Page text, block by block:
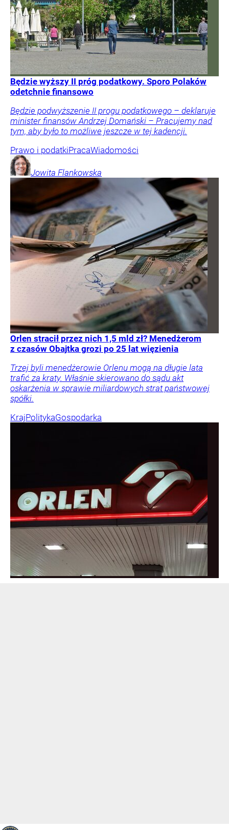
Będzie wyższy II próg podatkowy. Sporo Polaków
odetchnie finansowo
Będzie podwyższenie II progu podatkowego – deklaruje
minister finansów Andrzej Domański – Pracujemy nad
tym, aby było to możliwe jeszcze w tej kadencji.
Prawo i podatkiPracaWiadomości
Jowita Flankowska
Orlen stracił przez nich 1,5 mld zł? Menedżerom
z czasów Obajtka grozi po 25 lat więzienia
Trzej byli menedżerowie Orlenu mogą na długie lata
trafić za kraty. Właśnie skierowano do sądu akt
oskarżenia w sprawie miliardowych strat państwowej
spółki.
KrajPolitykaGospodarka